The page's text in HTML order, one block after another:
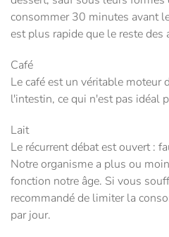
consommer 30 minutes avant
est plus rapide que le reste des
Café
Le café est un véritable moteur
l'intestin, ce qui n'est pas idéal
Lait
Le récurrent débat est ouvert :
Notre organisme a plus ou
fonction notre âge. Si vous
recommandé de limiter la
par jour.